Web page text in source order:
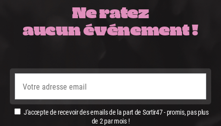
Ne ratez
aucun événement !
J'accepte de recevoir des emails de la part de Sortir47 - promis, pas plus
de 2 par mois !